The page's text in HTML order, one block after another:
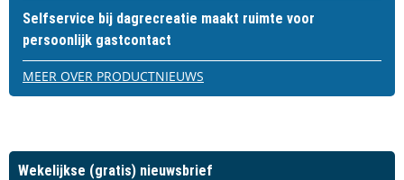
Selfservice bij dagrecreatie maakt ruimte voor
persoonlijk gastcontact
MEER OVER PRODUCTNIEUWS
Wekelijkse (gratis) nieuwsbrief